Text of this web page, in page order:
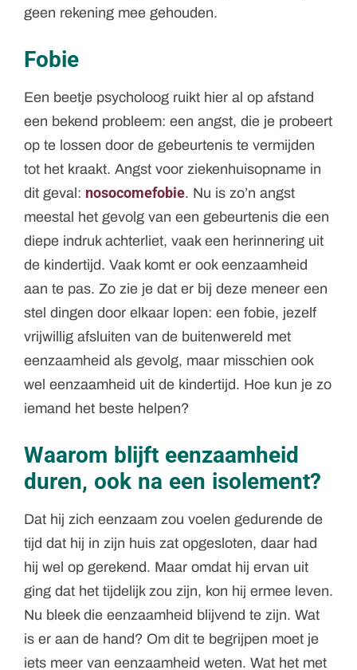
geen rekening mee gehouden.
Fobie
Een beetje psycholoog ruikt hier al op afstand
een bekend probleem: een angst, die je probeert
op te lossen door de gebeurtenis te vermijden
tot het kraakt. Angst voor ziekenhuisopname in
dit geval: nosocomefobie. Nu is zo’n angst
meestal het gevolg van een gebeurtenis die een
diepe indruk achterliet, vaak een herinnering uit
de kindertijd. Vaak komt er ook eenzaamheid
aan te pas. Zo zie je dat er bij deze meneer een
stel dingen door elkaar lopen: een fobie, jezelf
vrijwillig afsluiten van de buitenwereld met
eenzaamheid als gevolg, maar misschien ook
wel eenzaamheid uit de kindertijd. Hoe kun je zo
iemand het beste helpen?
Waarom blijft eenzaamheid
duren, ook na een isolement?
Dat hij zich eenzaam zou voelen gedurende de
tijd dat hij in zijn huis zat opgesloten, daar had
hij wel op gerekend. Maar omdat hij ervan uit
ging dat het tijdelijk zou zijn, kon hij ermee leven.
Nu bleek die eenzaamheid blijvend te zijn. Wat
is er aan de hand? Om dit te begrijpen moet je
iets meer van eenzaamheid weten. Wat het met